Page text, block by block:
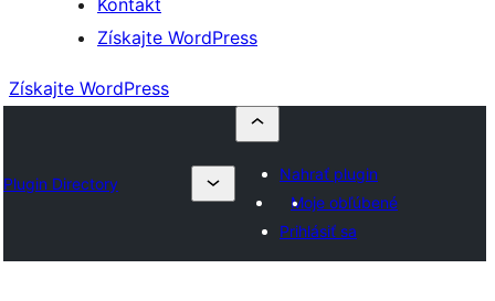
Kontakt
Získajte WordPress
Získajte WordPress
Plugin Directory
Nahrať plugin
Moje obľúbené
Prihlásiť sa